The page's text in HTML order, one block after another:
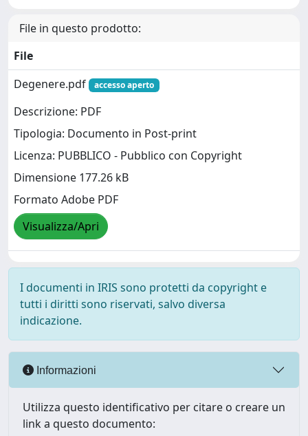
File in questo prodotto:
File
Degenere.pdf
accesso aperto
Descrizione: PDF
Tipologia: Documento in Post-print
Licenza: PUBBLICO - Pubblico con Copyright
Dimensione 177.26 kB
Formato Adobe PDF
Visualizza/Apri
I documenti in IRIS sono protetti da copyright e
tutti i diritti sono riservati, salvo diversa
indicazione.
Informazioni
Utilizza questo identificativo per citare o creare un
link a questo documento: